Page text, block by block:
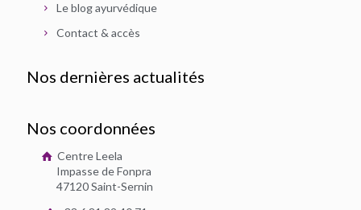
Le blog ayurvédique
Contact & accès
Nos dernières actualités
Nos coordonnées
Centre Leela
Impasse de Fonpra
47120 Saint-Sernin